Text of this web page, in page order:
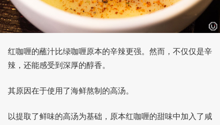
红咖喱的蘸汁比绿咖喱原本的辛辣更强。然而，不仅仅是辛
辣，还能感受到深厚的醇香。
其原因在于使用了海鲜熬制的高汤。
以提取了鲜味的高汤为基础，原本红咖喱的甜味中加入了咸